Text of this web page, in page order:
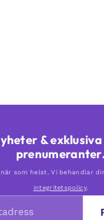
&
prenumeranter.
när som helst. Vi behandlar
integritetspolicy.